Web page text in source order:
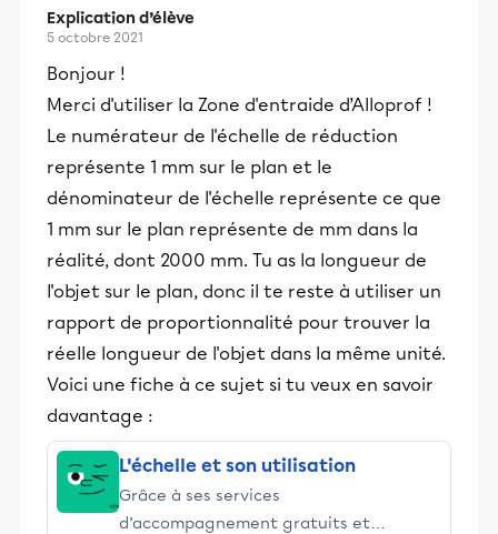
Explication d’élève
5 octobre 2021
Bonjour !
Merci d'utiliser la Zone d'entraide d’Alloprof !
Le numérateur de l'échelle de réduction
représente 1 mm sur le plan et le
dénominateur de l'échelle représente ce que
1 mm sur le plan représente de mm dans la
réalité, dont 2000 mm. Tu as la longueur de
l'objet sur le plan, donc il te reste à utiliser un
rapport de proportionnalité pour trouver la
réelle longueur de l'objet dans la même unité.
Voici une fiche à ce sujet si tu veux en savoir
davantage :
L'échelle et son utilisation
Grâce à ses services
d’accompagnement gratuits et